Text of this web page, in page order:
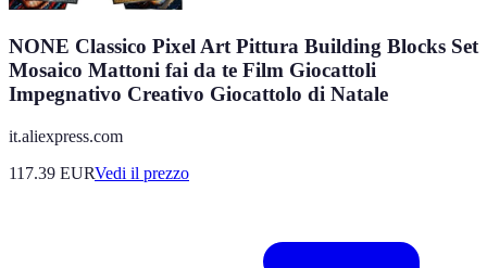
NONE Classico Pixel Art Pittura Building Blocks Set
Mosaico Mattoni fai da te Film Giocattoli
Impegnativo Creativo Giocattolo di Natale
it.aliexpress.com
117.39 EURVedi il prezzo